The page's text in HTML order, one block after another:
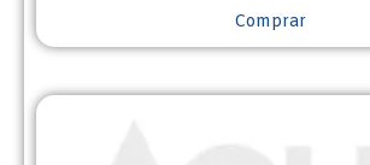
Comprar